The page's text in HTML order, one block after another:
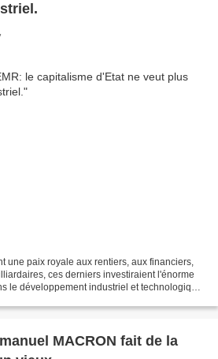
une paix royale aux rentiers, aux financiers,
ces derniers investiraient l'énorme
le développement industriel et technologique
MACRON fait de la